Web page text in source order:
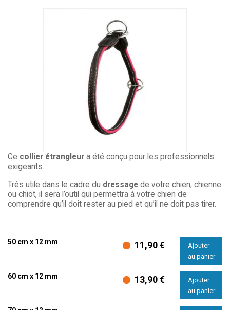
Ce collier étrangleur a été conçu pour les professionnels
exigeants.
Très utile dans le cadre du dressage de votre chien, chienne
ou chiot, il sera l’outil qui permettra à votre chien de
comprendre qu’il doit rester au pied et qu’il ne doit pas tirer.
50 cm x 12 mm 11,90 €
60 cm x 12 mm 13,90 €